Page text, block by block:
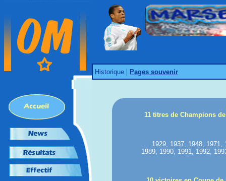
Historique | Pages souvenir
11 titres de Champions
1929, 1937, 1948, 1971,
1989, 1990, 1991, 1992,